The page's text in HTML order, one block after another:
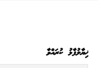
ޚިޔާލުފާޅު ކުރައްވާ